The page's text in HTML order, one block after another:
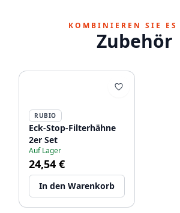
KOMBINIEREN SIE ES
Zubehör
RUBIO
Eck-Stop-Filterhähne
2er Set
Auf Lager
24,54 €
In den Warenkorb